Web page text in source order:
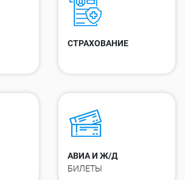
СТРАХОВАНИЕ
АВИА И Ж/Д
БИЛЕТЫ